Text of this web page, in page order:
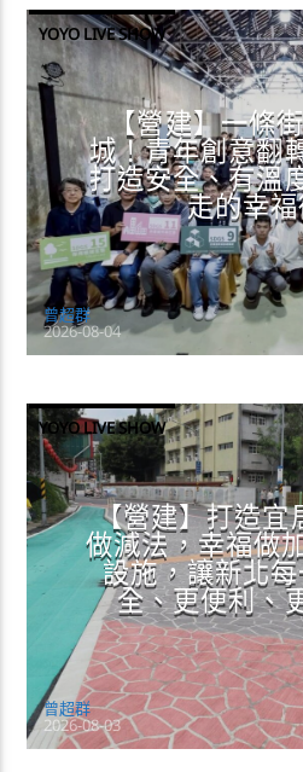
YOYO LIVE SHOW
【營建】一條
城！青年創意翻
打造安全、有溫
走的幸
曾超群
2026-08-04
YOYO LIVE SHOW
【營建】打造宜
做減法，幸福做
設施，讓新北
全、更便利、
曾超群
2026-08-03